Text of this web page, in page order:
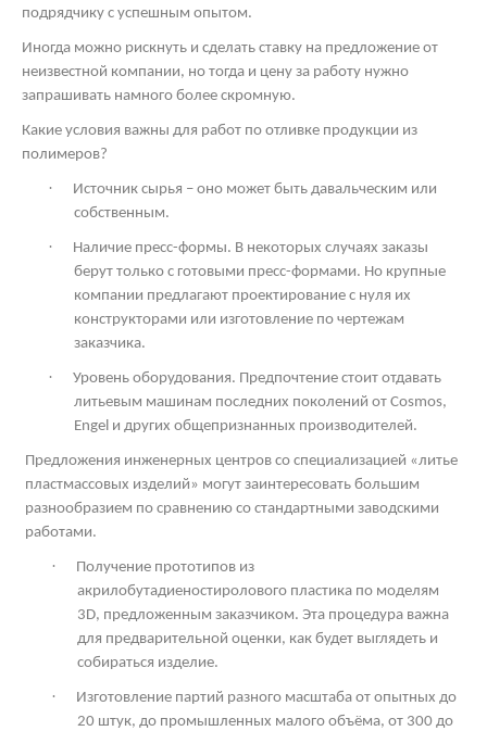
подрядчику с успешным опытом.
Иногда можно рискнуть и сделать ставку на предложение от
неизвестной компании, но тогда и цену за работу нужно
запрашивать намного более скромную.
Какие условия важны для работ по отливке продукции из
полимеров?
·
Источник сырья – оно может быть давальческим или
собственным.
·
Наличие пресс-формы. В некоторых случаях заказы
берут только с готовыми пресс-формами. Но крупные
компании предлагают проектирование с нуля их
конструкторами или изготовление по чертежам
заказчика.
·
Уровень оборудования. Предпочтение стоит отдавать
литьевым машинам последних поколений от Cosmos,
Engel и других общепризнанных производителей.
Предложения инженерных центров со специализацией «литье
пластмассовых изделий» могут заинтересовать большим
разнообразием по сравнению со стандартными заводскими
работами.
·
Получение прототипов из
акрилобутадиеностиролового пластика по моделям
3D, предложенным заказчиком. Эта процедура важна
для предварительной оценки, как будет выглядеть и
собираться изделие.
·
Изготовление партий разного масштаба от опытных до
20 штук, до промышленных малого объёма, от 300 до